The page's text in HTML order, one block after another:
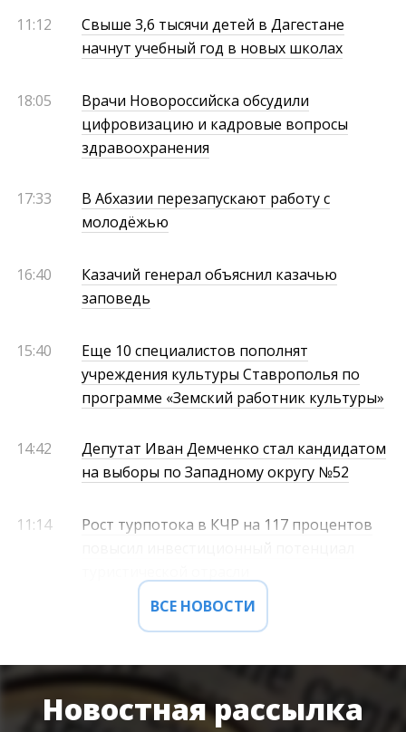
11:12
Свыше 3,6 тысячи детей в Дагестане
начнут учебный год в новых школах
18:05
Врачи Новороссийска обсудили
цифровизацию и кадровые вопросы
здравоохранения
17:33
В Абхазии перезапускают работу с
молодёжью
16:40
Казачий генерал объяснил казачью
заповедь
15:40
Еще 10 специалистов пополнят
учреждения культуры Ставрополья по
программе «Земский работник культуры»
14:42
Депутат Иван Демченко стал кандидатом
на выборы по Западному округу №52
11:14
Рост турпотока в КЧР на 117 процентов
ВСЕ НОВОСТИ
Новостная рассылка